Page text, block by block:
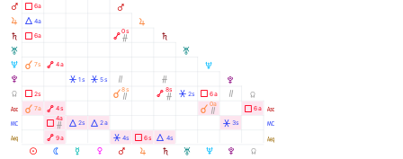
M N O P
Q
Q
Q
R
R
R
S
S
S
T
T
T
U
U
U
V
V
V
Y
Y
Y
W
W
X
X
l
l
Ã 6a
Á 4a
Ã 6a
À 7s
2s
À 7a
Ä 4a
Ä 9a
Ä 4s
Ã Ó
4a
Â 1s
Á 2s
Â 5s
Á 2a
Ä Ó
0s
Ò
À Ò
8s
Â 4s 6s
Ó
Ä Ó
8s
Á 4s
Â 2s 6a
À Ò
0a
Ò
Â 3s
Ã 6a